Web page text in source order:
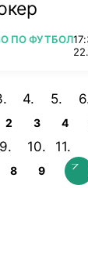
ПО ФУТБОЛ
2 3 4
8 9